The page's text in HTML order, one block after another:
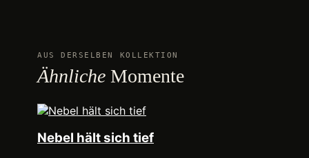
AUS DERSELBEN KOLLEKTION
Ähnliche Momente
Nebel hält sich tief